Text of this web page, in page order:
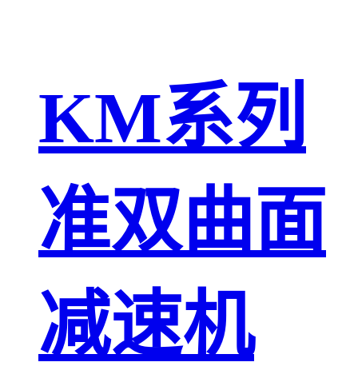
KM系列
准双曲面
减速机